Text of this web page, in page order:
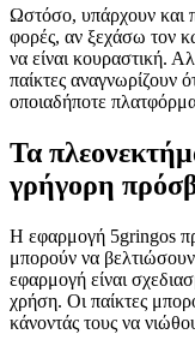
Ωστόσο, υπάρχουν και
φορές, αν ξεχάσω τον
να είναι κουραστική.
παίκτες αναγνωρίζουν
οποιαδήποτε
Τα
γρήγορη
Η εφαρμογή 5gringos
μπορούν να
εφαρμογή είναι
χρήση. Οι παίκτες
κάνοντάς τους να